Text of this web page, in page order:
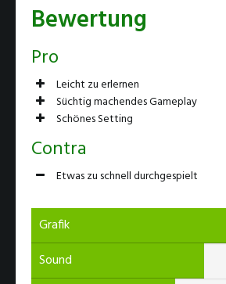
Bewertung
Pro
Leicht zu erlernen
Süchtig machendes Gameplay
Schönes Setting
Contra
Etwas zu schnell durchgespielt
Grafik7 von 10
Sound